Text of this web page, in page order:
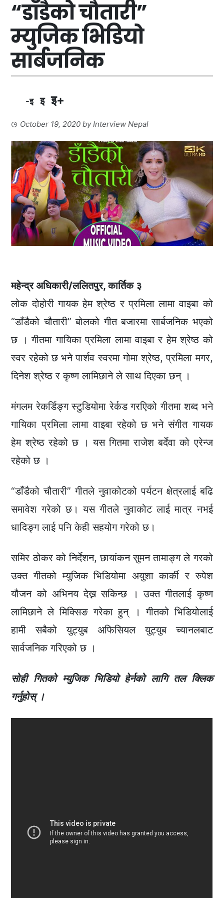
“डाँडैको चौतारी”
म्युजिक भिडियो
सार्बजनिक
-इ इ इ+
October 19, 2020 byInterview Nepal
महेन्द्र अधिकारी/ललितपुर, कार्तिक ३
लोक दोहोरी गायक हेम श्रेष्ठ र प्रमिला लामा वाइबा को
“डाँडैको चौतारी” बोलको गीत बजारमा सार्बजनिक भएको
छ । गीतमा गायिका प्रमिला लामा वाइबा र हेम श्रेष्ठ को
स्वर रहेको छ भने पार्शव स्वरमा गोमा श्रेष्ठ, प्रमिला मगर,
दिनेश श्रेष्ठ र कृष्ण लामिछाने ले साथ दिएका छन् ।
मंगलम रेकर्डिङ्ग स्टुडियोमा रेर्कड गरएिको गीतमा शब्द भने
गायिका प्रमिला लामा वाइबा रहेको छ भने संगीत गायक
हेम श्रेष्ठ रहेको छ । यस गितमा राजेश बर्देवा को एरेन्ज
रहेको छ ।
“डाँडैको चौतारी” गीतले नुवाकोटको पर्यटन क्षेत्रलाई बढि
समावेश गरेको छ। यस गीतले नुवाकोट लाई मात्र नभई
धादिङ्ग लाई पनि केही सहयोग गरेको छ।
समिर ठोकर को निर्देशन, छायांकन सुमन तामाङ्ग ले गरको
उक्त गीतको म्युजिक भिडियोमा अयुशा कार्की र रुपेश
यौजन को अभिनय देख्न सकिन्छ । उक्त गीतलाई कृष्ण
लामिछाने ले मिक्सिङ गरेका हुन् । गीतको भिडियोलाई
हामी सबैको युट्युब अफिसियल युट्युब च्यानलबाट
सार्वजनिक गरिएको छ ।
सोही गितको म्युजिक भिडियो हेर्नको लागि तल क्लिक
गर्नुहोस् ।